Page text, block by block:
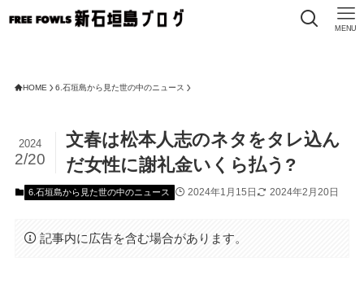
MENU
HOME 6.石垣島から見た世の中のニュース
文春は松本人志のネタをタレ込ん
だ女性に謝礼金いくら払う?
2024
2/20
6.石垣島から見た世の中のニュース 2024年1月15日 2024年2月20日
記事内に広告を含む場合があります。